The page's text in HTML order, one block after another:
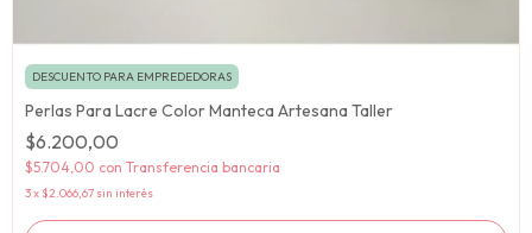
DESCUENTO PARA EMPREDEDORAS
Perlas Para Lacre Color Manteca Artesana Taller
$6.200,00
$5.704,00 con Transferencia bancaria
3x $2.066,67 sin interés